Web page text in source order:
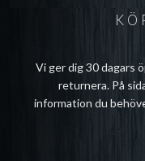
Vi ger dig 30 dagars
returnera. På
information du